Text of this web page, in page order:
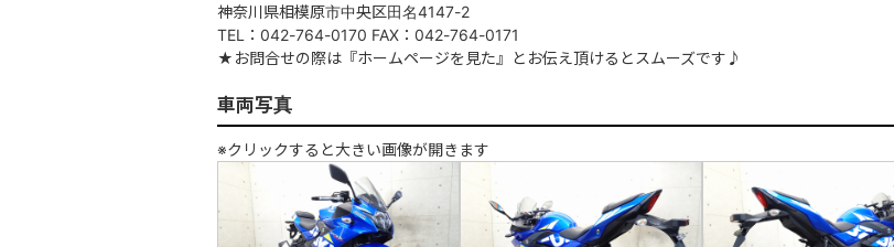
神奈川県相模原市中央区田名4147-2
TEL：042-764-0170 FAX：042-764-0171
★お問合せの際は『ホームページを見た』とお伝え頂けるとスムーズです♪
車両写真
※クリックすると大きい画像が開きます